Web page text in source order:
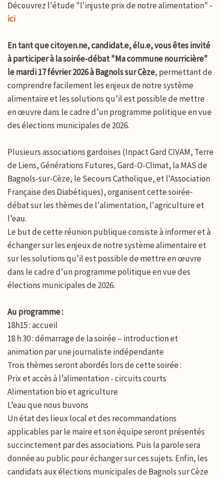
Découvrez l'étude "l'injuste prix de notre alimentation" -
ici
En tant que citoyen.ne, candidat.e, élu.e, vous êtes invité
à participer à la soirée-débat "Ma commune nourricière"
le mardi 17 février 2026 à Bagnols sur Cèze, permettant de
comprendre facilement les enjeux de notre système
alimentaire et les solutions qu’il est possible de mettre
en œuvre dans le cadre d’un programme politique en vue
des élections municipales de 2026.
Plusieurs associations gardoises (Inpact Gard CIVAM, Terre
de Liens, Générations Futures, Gard-O-Climat, la MAS de
Bagnols-sur-Cèze, le Secours Catholique, et l'Association
Française des Diabétiques), organisent cette soirée-
débat sur les thèmes de l'alimentation, l'agriculture et
l’eau.
Le but de cette réunion publique consiste à informer et à
échanger sur les enjeux de notre système alimentaire et
sur les solutions qu’il est possible de mettre en œuvre
dans le cadre d’un programme politique en vue des
élections municipales de 2026.
Au programme :
18h15 : accueil
18 h 30 : démarrage de la soirée – introduction et
animation par une journaliste indépendante
Trois thèmes seront abordés lors de cette soirée :
Prix et accès à l’alimentation - circuits courts
Alimentation bio et agriculture
L’eau que nous buvons
Un état des lieux local et des recommandations
applicables par le maire et son équipe seront présentés
succinctement par des associations. Puis la parole sera
donnée au public pour échanger sur ces sujets. Enfin, les
candidats aux élections municipales de Bagnols sur Cèze